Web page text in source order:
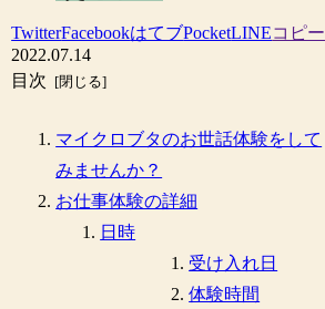
TwitterFacebookはてブPocketLINEコピー
2022.07.14
目次
マイクロブタのお世話体験をして
みませんか？
お仕事体験の詳細
日時
受け入れ日
体験時間